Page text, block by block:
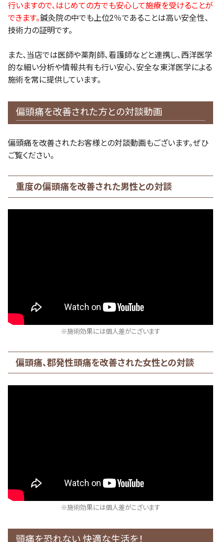
行いますので、はじめての方でも安心して施療を受けることが
できます。鍼灸院の中でも上位2％であることは高い安全性、
技術力の証明です。
また、当店では医師や薬剤師、看護師などと連携し、西洋医学
的な細い分析や情報共有も行い安心、安全な東洋医学による
施術を常に提供しています。
偏頭痛を改善された方との対談動画
偏頭痛を改善されたお客様との対談動画もございます。ぜひ
ご覧ください。
重度の偏頭痛を改善された男性との対談
※施術効果には個人差がこざいます
偏頭痛、郡発性頭痛を改善された女性との対談
※施術効果には個人差がこざいます
頭痛を恐れない 快適な生活を！